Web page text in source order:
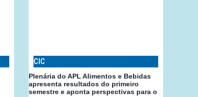
CIC
Plenária do APL Alimentos e Bebidas
apresenta resultados do primeiro
semestre e aponta perspectivas para o